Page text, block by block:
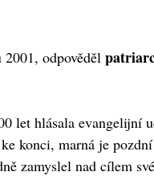
odpověděl
let hlásala
konci, marná je
zamyslel nad cílem